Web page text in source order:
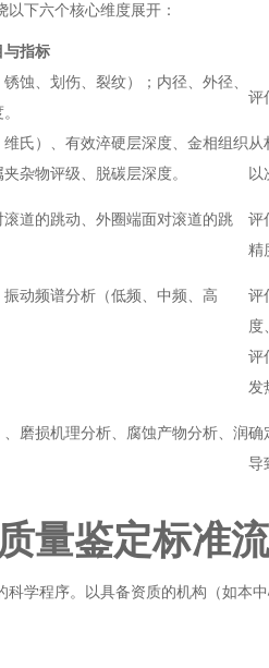
以下六个核心维度展开：
与指标
蚀、划伤、裂纹）；内径、外径、
评
氏）、有效淬硬层深度、金相组织
杂物评级、脱碳层深度。
从
以
道的跳动、外圈端面对滚道的跳
评
精
动频谱分析（低频、中频、高
评
度
评
发
磨损机理分析、腐蚀产物分析、润确
导
量鉴定标准
科学程序。以具备资质的机构（如本